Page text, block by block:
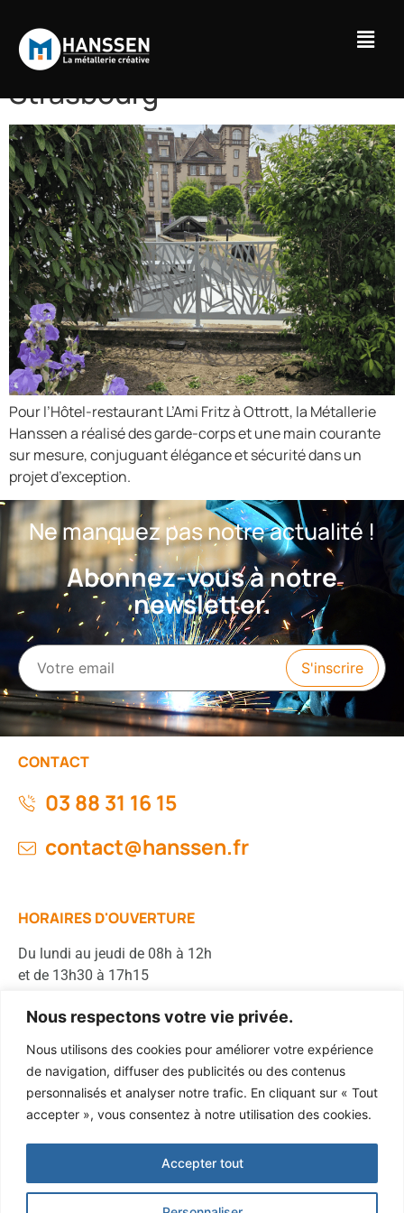
Nous respectons votre vie privée.
Nous utilisons des cookies pour améliorer votre expérience
de navigation, diffuser des publicités ou des contenus
personnalisés et analyser notre trafic. En cliquant sur « Tout
accepter », vous consentez à notre utilisation des cookies.
Accepter tout
Des garde-corps pour la
Clinique de l’Orangerie à
Strasbourg
Pour l’Hôtel-restaurant L’Ami Fritz à Ottrott, la Métallerie
Hanssen a réalisé des garde-corps et une main courante
sur mesure, conjuguant élégance et sécurité dans un
projet d’exception.
Ne manquez pas notre actualité !
Abonnez-vous à notre
newsletter.
CONTACT
03 88 31 16 15
contact@hanssen.fr
HORAIRES D'OUVERTURE
Du lundi au jeudi de 08h à 12h
et de 13h30 à 17h15
Membre du